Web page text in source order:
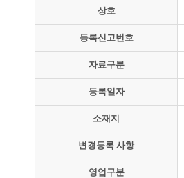
상호
등록신고번호
자료구분
등록일자
소재지
변경등록 사항
영업구분